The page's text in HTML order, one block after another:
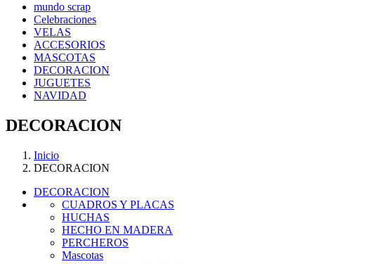
mundo scrap
Celebraciones
VELAS
ACCESORIOS
MASCOTAS
DECORACION
JUGUETES
NAVIDAD
DECORACION
Inicio
DECORACION
DECORACION
CUADROS Y PLACAS
HUCHAS
HECHO EN MADERA
PERCHEROS
Mascotas